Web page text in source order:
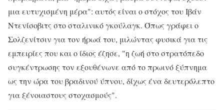
μια ευτυχισμένη μέρα": αυτός είναι ο στόχος του Ιβάν
Ντενίσοβιτς στο σταλινικό γκούλαγκ. Όπως γράφει ο
Σολζενίτσιν για τον ήρωά του, μιλώντας φυσικά για τις
εμπειρίες που και ο ίδιος έζησε, "η ζωή στο στρατόπεδο
συγκέντρωσης τον εξουθένωνε από το πρωινό ξύπνημα
ως την ώρα του βραδινού ύπνου, δίχως ένα δευτερόλεπτο
για ξένοιαστους στοχασμούς".